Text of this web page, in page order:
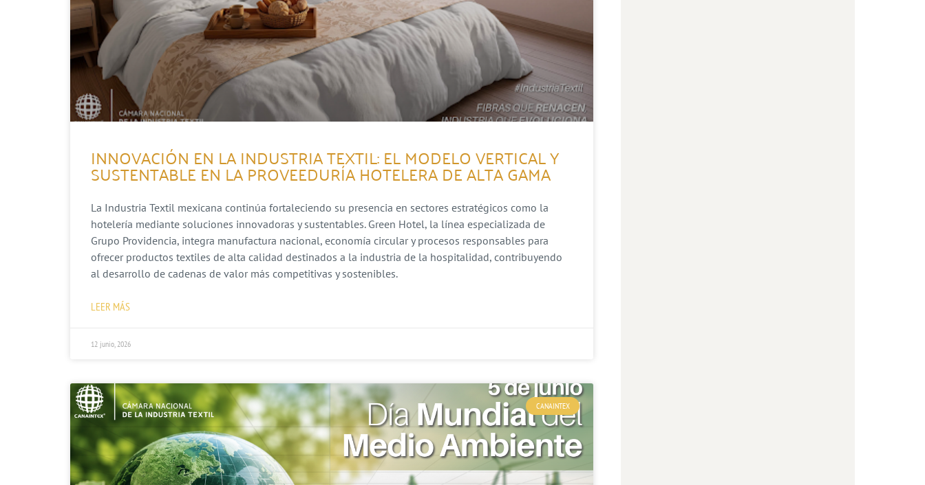
INNOVACIÓN EN LA INDUSTRIA TEXTIL: EL MODELO VERTICAL Y
SUSTENTABLE EN LA PROVEEDURÍA HOTELERA DE ALTA GAMA
La Industria Textil mexicana continúa fortaleciendo su presencia en sectores estratégicos como la
hotelería mediante soluciones innovadoras y sustentables. Green Hotel, la línea especializada de
Grupo Providencia, integra manufactura nacional, economía circular y procesos responsables para
ofrecer productos textiles de alta calidad destinados a la industria de la hospitalidad, contribuyendo
al desarrollo de cadenas de valor más competitivas y sostenibles.
LEER MÁS
12 junio, 2026
CANAINTEX